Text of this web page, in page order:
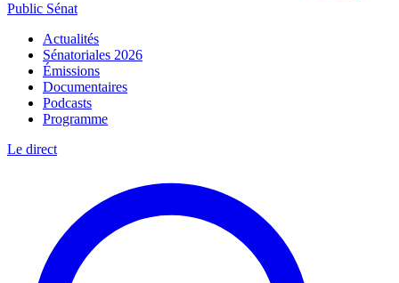
Public Sénat
Actualités
Sénatoriales 2026
Émissions
Documentaires
Podcasts
Programme
Le direct